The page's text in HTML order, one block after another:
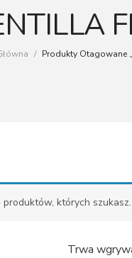
/ Produkty Otagowane
których szukasz.
Trwa